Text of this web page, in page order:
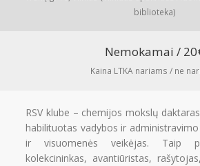
Renginiai
Apie RsV
Pamiršote slaptažodį?
Norite tapti nariu?
biblioteka)
Nemokamai /
Kaina LTKA nariams / ne
RSV klube – chemijos mokslų
habilituotas vadybos ir
ir visuomenės veikėjas. Taip
kolekcininkas, avantiūristas,